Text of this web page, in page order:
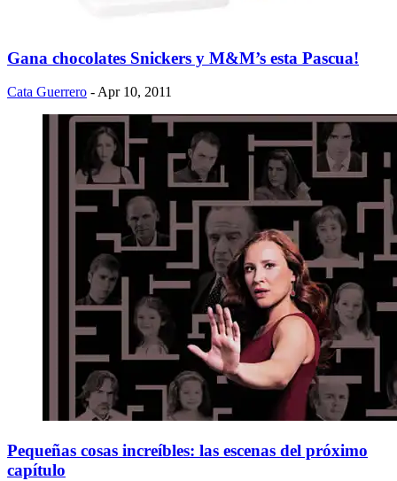
Gana chocolates Snickers y M&M’s esta Pascua!
Cata Guerrero - Apr 10, 2011
Pequeñas cosas increíbles: las escenas del próximo
capítulo